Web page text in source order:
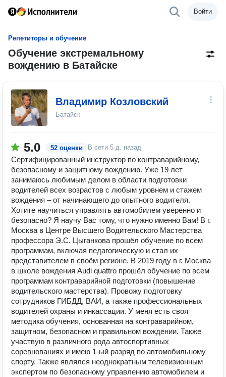
Войти
Репетиторы и обучение
Обучение экстремальному
вождению в Батайске
Владимир Козловский
Батайск
5.0 52 оценки В сети 5 д. назад
Сертифицированный инструктор по контраварийному,
безопасному и защитному вождению. Уже 19 лет
занимаюсь любимым делом в области подготовки
водителей всех возрастов с любым уровнем и стажем
вождения – от начинающего до опытного водителя.
Хотите научиться управлять автомобилем уверенно и
безопасно? Я научу Вас тому, что нужно именно Вам! В г.
Москва в Центре Высшего Водительского Мастерства
профессора Э.С. Цыганкова прошёл обучение по всем
программам, включая педагогическую и стал их
представителем в своём регионе. В 2019 году в г. Москва
в школе вождения Audi quattro прошёл обучение по всем
программам контраварийной подготовки (повышение
водительского мастерства). Провожу подготовку
сотрудников ГИБДД, ВАИ, а также профессиональных
водителей охраны и инкассации. У меня есть своя
методика обучения, основанная на контраварийном,
защитном, безопасном и правильном вождении. Также
участвую в различного рода автоспортивных
соревнованиях и имею 1-ый разряд по автомобильному
спорту. Также являлся неоднократным телевизионным
экспертом по безопасному управлению автомобилем и